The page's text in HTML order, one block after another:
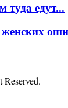
туда едут...